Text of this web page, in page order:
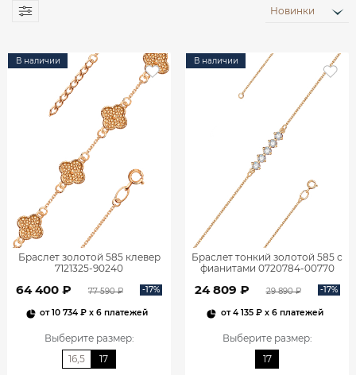
Новинки
В наличии
Браслет золотой 585 клевер
7121325-90240
64 400 ₽ 77 590 ₽ -17%
от10 734 ₽ x 6 платежей
Выберите размер:
16,5
17
В наличии
Браслет тонкий золотой 585 с
фианитами 0720784-00770
24 809 ₽ 29 890 ₽ -17%
от4 135 ₽x 6 платежей
Выберите размер:
17